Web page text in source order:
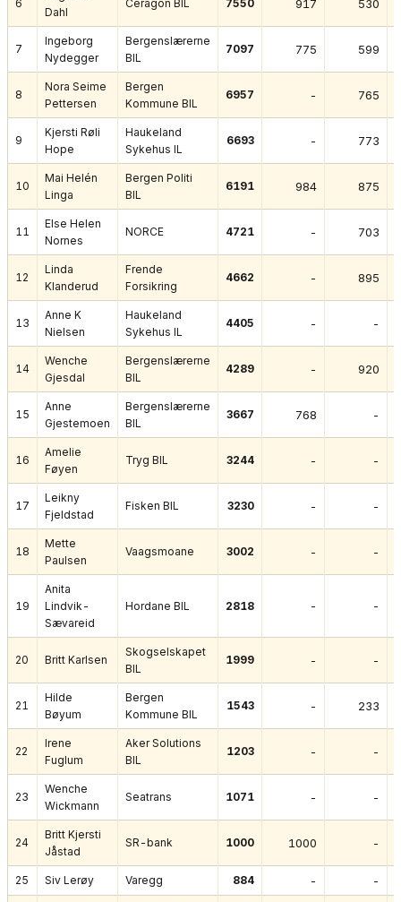
6
Dahl
Ceragon BIL 7550 917 530
7
Ingeborg
Nydegger
Bergenslærerne
BIL
7097 775 599
8
Nora Seime
Pettersen
Bergen
Kommune BIL
6957 - 765
9
Kjersti Røli
Hope
Haukeland
Sykehus IL
6693 - 773
10
Mai Helén
Linga
Bergen Politi
BIL
6191 984 875
11
Else Helen
Nornes
NORCE 4721 - 703
12
Linda
Klanderud
Frende
Forsikring
4662 - 895
13
Anne K
Nielsen
Haukeland
Sykehus IL
4405 - -
14
Wenche
Gjesdal
Bergenslærerne
BIL
4289 - 920
15
Anne
Gjestemoen
Bergenslærerne
BIL
3667 768 -
16
Amelie
Føyen
Tryg BIL 3244 - -
17
Leikny
Fjeldstad
Fisken BIL 3230 - -
18
Mette
Paulsen
Vaagsmoane 3002 - -
19
Anita
Lindvik-
Sævareid
Hordane BIL 2818 - -
20 Britt Karlsen
Skogselskapet
BIL
1999 - -
21
Hilde
Bøyum
Bergen
Kommune BIL
1543 - 233
22
Irene
Fuglum
Aker Solutions
BIL
1203 - -
23
Wenche
Wickmann
Seatrans 1071 - -
24
Britt Kjersti
Jåstad
SR-bank 1000 1000 -
25 Siv Lerøy Varegg 884 - -